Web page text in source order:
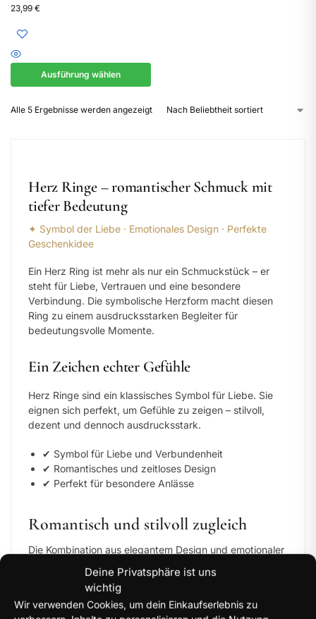
Deine Privatsphäre ist uns
wichtig
Wir verwenden Cookies, um dein Einkaufserlebnis zu
23,99 €
Ausführung wählen
Alle 5 Ergebnisse werden angezeigt
Herz Ringe – romantischer Schmuck mit
tiefer Bedeutung
✦ Symbol der Liebe · Emotionales Design · Perfekte
Geschenkidee
Ein Herz Ring ist mehr als nur ein Schmuckstück – er
steht für Liebe, Vertrauen und eine besondere
Verbindung. Die symbolische Herzform macht diesen
Ring zu einem ausdrucksstarken Begleiter für
bedeutungsvolle Momente.
Ein Zeichen echter Gefühle
Herz Ringe sind ein klassisches Symbol für Liebe. Sie
eignen sich perfekt, um Gefühle zu zeigen – stilvoll,
dezent und dennoch ausdrucksstark.
✔ Symbol für Liebe und Verbundenheit
✔ Romantisches und zeitloses Design
✔ Perfekt für besondere Anlässe
Romantisch und stilvoll zugleich
Die Kombination aus elegantem Design und emotionaler
Highlight. Sie passen zu jedem Stil und unterstreichen
deine Persönlichkeit.